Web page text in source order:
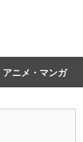
アニメ・マンガ